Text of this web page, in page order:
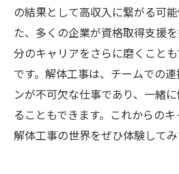
の結果として高収入に繋がる可
た、多くの企業が資格取得支援
分のキャリアをさらに磨くこと
です。解体工事は、チームでの
ンが不可欠な仕事であり、一緒
ることもできます。これからのキ
解体工事の世界をぜひ体験してみ